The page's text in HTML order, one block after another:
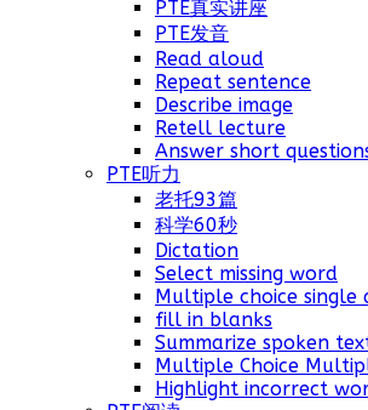
PTE真实讲座
PTE发音
Read aloud
Repeat sentence
Describe image
Retell lecture
Answer short
PTE听力
老托93篇
科学60秒
Dictation
Select missing word
Multiple choice single
fill in blanks
Summarize spoken
Multiple Choice
Highlight incorrect